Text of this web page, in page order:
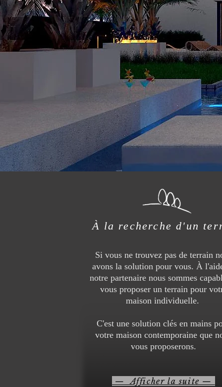
À la recherche d'un
Si vous ne trouvez pas de terrain
avons la solution pour vous. À
notre partenaire nous sommes
vous proposer un terrain pour
maison individuelle.
C'est une solution clés en mains
votre maison contemporaine que
vous proposerons.
— Afficher la suite —